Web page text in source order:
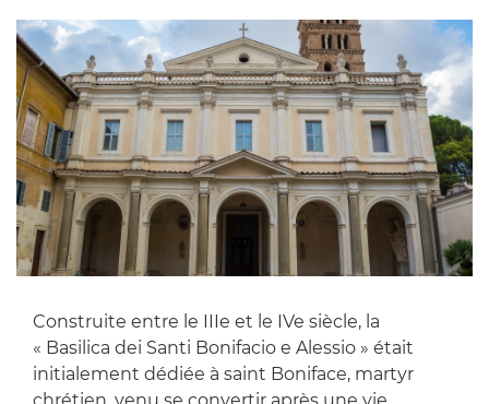
Construite entre le IIIe et le IVe siècle, la
« Basilica dei Santi Bonifacio e Alessio » était
initialement dédiée à saint Boniface, martyr